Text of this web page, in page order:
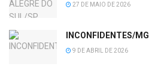
27 DE MAIO DE 2026
INCONFIDENTES/MG
9 DE ABRIL DE 2026